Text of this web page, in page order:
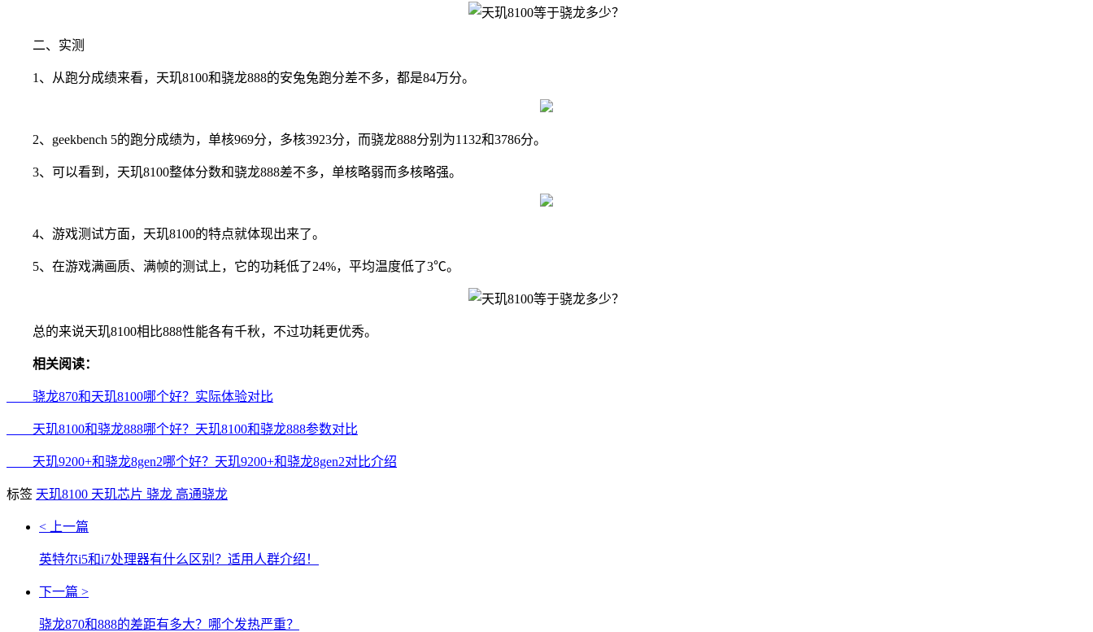
二、实测
1、从跑分成绩来看，天玑8100和骁龙888的安兔兔跑分差不多，都是84万分。
2、geekbench 5的跑分成绩为，单核969分，多核3923分，而骁龙888分别为1132和3786分。
3、可以看到，天玑8100整体分数和骁龙888差不多，单核略弱而多核略强。
4、游戏测试方面，天玑8100的特点就体现出来了。
5、在游戏满画质、满帧的测试上，它的功耗低了24%，平均温度低了3℃。
总的来说天玑8100相比888性能各有千秋，不过功耗更优秀。
相关阅读：
骁龙870和天玑8100哪个好？实际体验对比
天玑8100和骁龙888哪个好？天玑8100和骁龙888参数对比
天玑9200+和骁龙8gen2哪个好？天玑9200+和骁龙8gen2对比介绍
标签 天玑8100 天玑芯片 骁龙 高通骁龙
< 上一篇
英特尔i5和i7处理器有什么区别？适用人群介绍！
下一篇 >
骁龙870和888的差距有多大？哪个发热严重？